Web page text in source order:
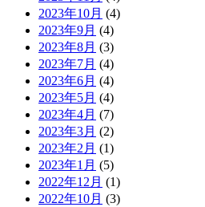
2023年10月 (4)
2023年9月 (4)
2023年8月 (3)
2023年7月 (4)
2023年6月 (4)
2023年5月 (4)
2023年4月 (7)
2023年3月 (2)
2023年2月 (1)
2023年1月 (5)
2022年12月 (1)
2022年10月 (3)